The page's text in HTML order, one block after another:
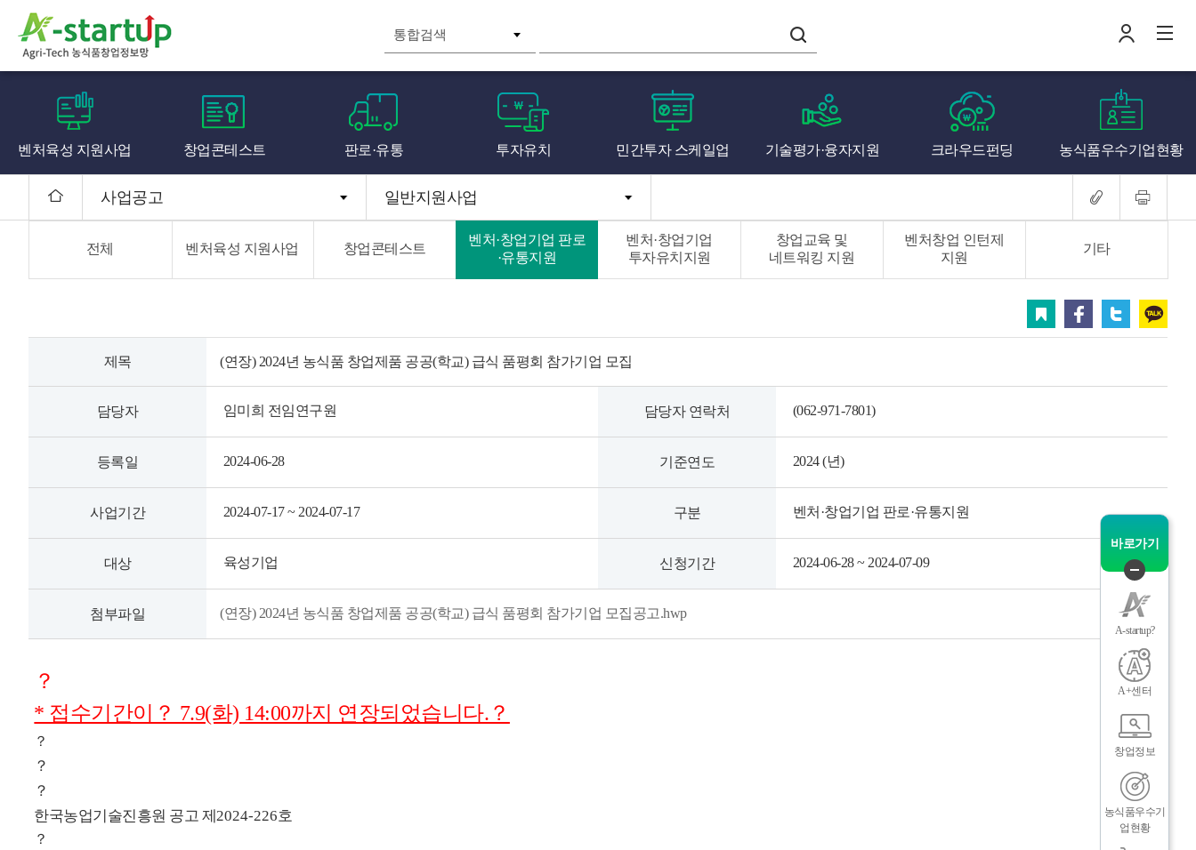
로
인
전
나의창업일지
벤처육성 지원사업 창업콘테스트 판로·유통 투자유치 민간투자 스케일업 기술평가·융자지원 크라우드펀딩 농식품우수기업현황
사업공고 일반지원사업
전체 벤처육성 지원사업 창업콘테스트
벤처·창업기업 판로
·유통지원
벤처·창업기업
투자유치지원
창업교육 및
네트워킹 지원
벤처창업 인턴제
지원
기타
트위터 카카오
제목 (연장) 2024년 농식품 창업제품 공공(학교) 급식 품평회 참가기업 모집
담당자 임미희 전임연구원 담당자 연락처 (062-971-7801)
등록일 2024-06-28 기준연도 2024 (년)
사업기간 2024-07-17 ~ 2024-07-17 구분 벤처·창업기업 판로·유통지원
대상 육성기업 신청기간 2024-06-28 ~ 2024-07-09
첨부파일 (연장) 2024년 농식품 창업제품 공공(학교) 급식 품평회 참가기업 모집공고.hwp
？
* 접수기간이？ 7.9(화) 14:00까지 연장되었습니다.？
？
？
？
한국농업기술진흥원 공고 제2024-226호
？
바로가기
퀵
메
뉴
닫
기
A-startup?
A+센터
창업정보
농식품우수기
업현황